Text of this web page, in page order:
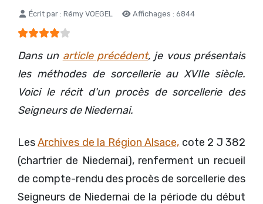
Détails
Écrit par : Rémy VOEGEL Affichages : 6844
Vote utilisateur:
Dans un article précédent, je vous présentais
les méthodes de sorcellerie au XVIIe siècle.
Voici le récit d'un procès de sorcellerie des
Seigneurs de Niedernai.
LesArchives de la Région Alsace, cote 2 J 382
(chartrier de Niedernai), renferment un recueil
de compte-rendu des procès de sorcellerie des
Seigneurs de Niedernai de la période du début